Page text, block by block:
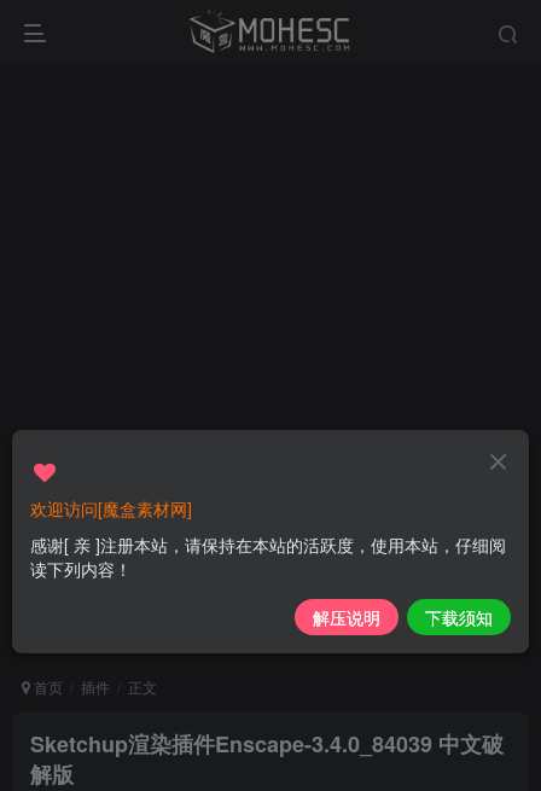
首页 插件 正文
Sketchup渲染插件Enscape-3.4.0_84039 中文破
解版
欢迎访问[魔盒素材网]
感谢[ 亲 ]注册本站，请保持在本站的活跃度，使用本站，仔细阅
读下列内容！
解压说明 下载须知